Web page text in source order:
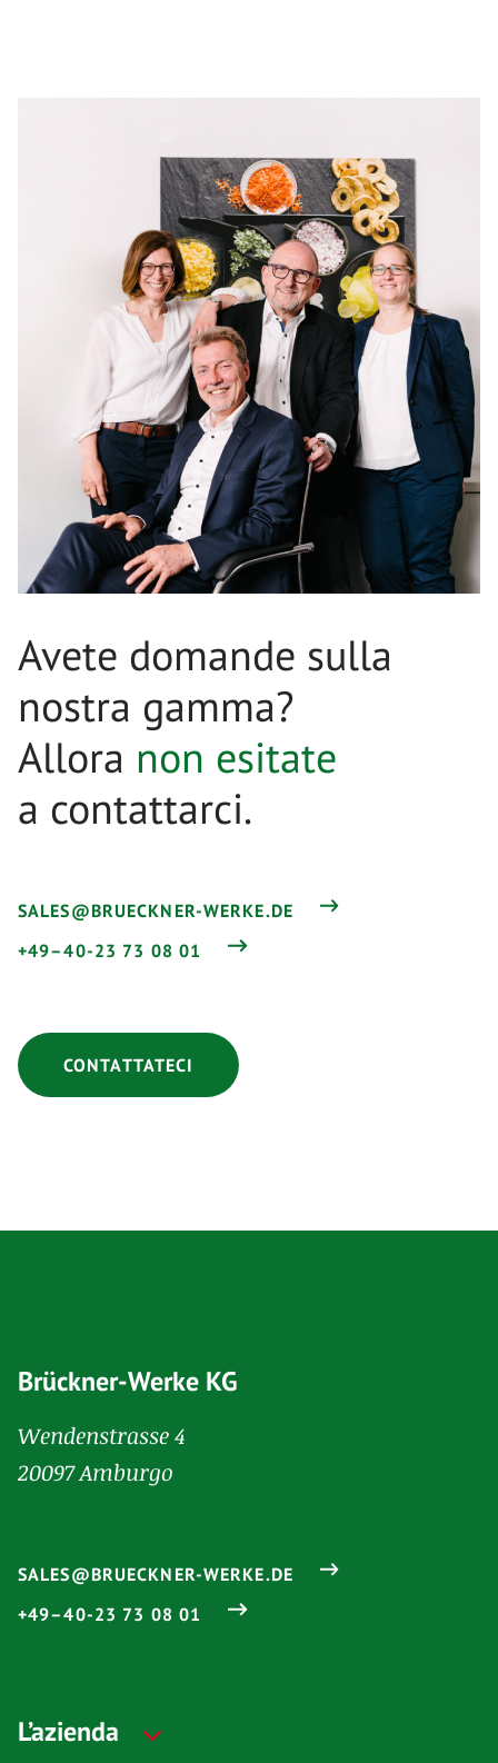
Avete domande sulla
nostra gamma?
Allora non esitate
a contattarci.
SALES@BRUECKNER-WERKE.DE
+49–40-23 73 08 01
CONTATTATECI
Brückner-Werke KG
Wendenstrasse 4
20097 Amburgo
SALES@BRUECKNER-WERKE.DE
+49–40-23 73 08 01
L’azienda